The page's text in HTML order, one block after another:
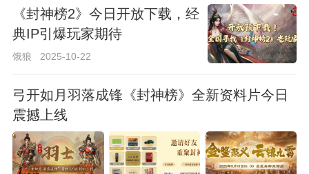
《封神榜2》今日开放下载，经
典IP引爆玩家期待
饿狼 2025-10-22
弓开如月羽落成锋《封神榜》全新资料片今日
震撼上线